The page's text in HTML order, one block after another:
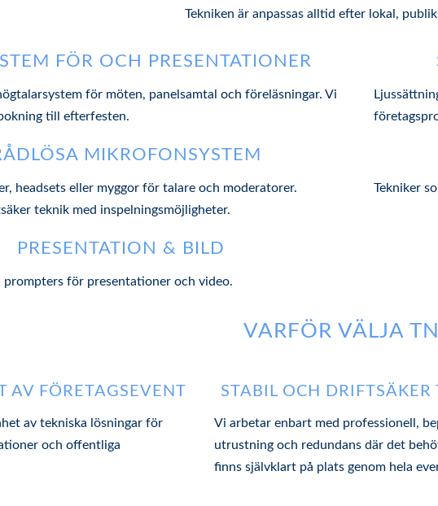
Tekniken är anpassas alltid efter lokal,
FÖR OCH PRESENTATIONER
för möten, panelsamtal och föreläsningar. Vi
till efterfesten.
MIKROFONSYSTEM
headsets eller myggor för talare och moderatorer.
teknik med inspelningsmöjligheter.
PRESENTATION & BILD
prompters för presentationer och video.
Tekniker
VARFÖR VÄLJA
AV FÖRETAGSEVENT
av tekniska lösningar för
och offentliga
STABIL OCH DRIFTSÄKER
Vi arbetar enbart med professionell,
utrustning och redundans där det
finns självklart på plats genom hela